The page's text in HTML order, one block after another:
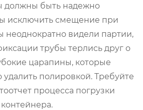
должны быть надежно
исключить смещение при
неоднократно видели партии,
трубы терлись друг о
царапины, которые
полировкой. Требуйте
процесса погрузки